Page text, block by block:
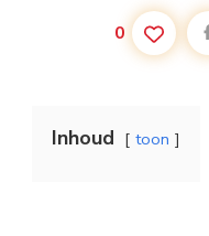
0
Inhoud toon